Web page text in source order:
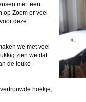
met een
op Zoom er veel
deze
we met veel
zien we dat
de leuke
hoekje,